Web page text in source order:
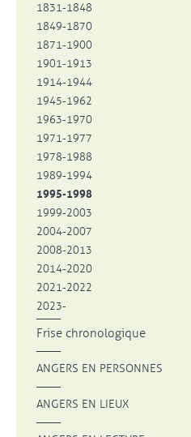
1831-1848
1849-1870
1871-1900
1901-1913
1914-1944
1945-1962
1963-1970
1971-1977
1978-1988
1989-1994
1995-1998
1999-2003
2004-2007
2008-2013
2014-2020
2021-2022
2023-
Frise chronologique
ANGERS EN PERSONNES
ANGERS EN LIEUX